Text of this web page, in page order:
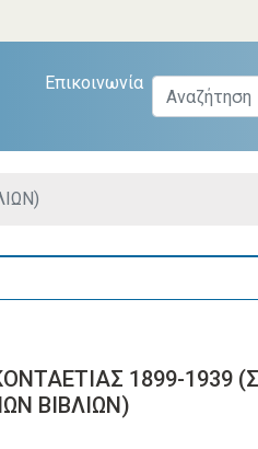
Επικοινωνία
1899-1939
ΒΙΒΛΙΩΝ)